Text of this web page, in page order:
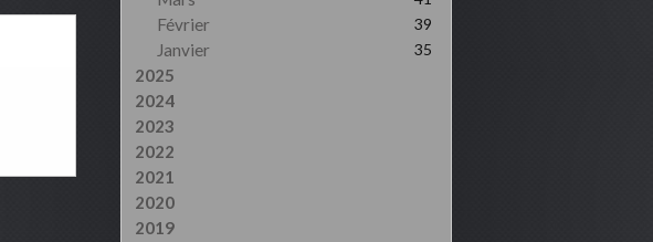
Février 39
Janvier 35
2025
2024
2023
2022
2021
2020
2019